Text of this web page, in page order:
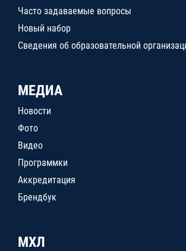
Часто задаваемые вопросы
Новый набор
Сведения об образовательной
МЕДИА
Новости
Фото
Видео
Программки
Аккредитация
Брендбук
МХЛ